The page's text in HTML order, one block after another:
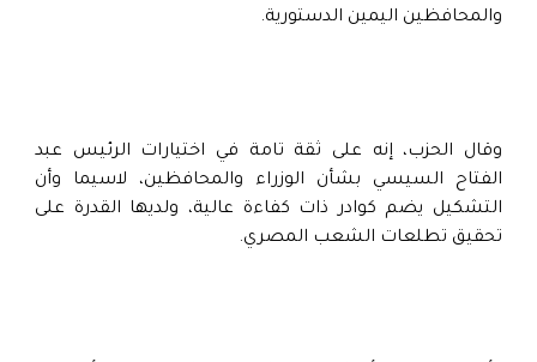
والمحافظين اليمين الدستورية.
وقال الحزب، إنه على ثقة تامة في اختيارات الرئيس عبد
الفتاح السيسي بشأن الوزراء والمحافظين، لاسيما وأن
التشكيل يضم كوادر ذات كفاءة عالية، ولديها القدرة على
تحقيق تطلعات الشعب المصري.